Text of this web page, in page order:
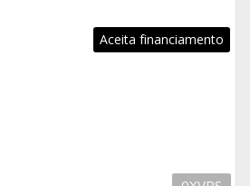
Aceita financiamento